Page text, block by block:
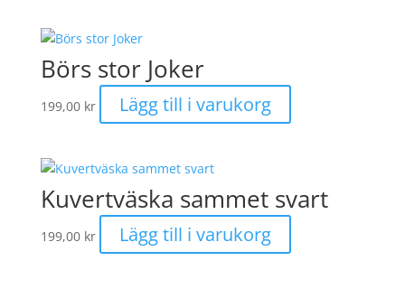
Börs stor Joker
199,00 kr Lägg till i varukorg
Kuvertväska sammet svart
199,00 kr Lägg till i varukorg